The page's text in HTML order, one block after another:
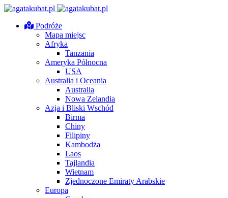
Podróże
Mapa miejsc
Afryka
Tanzania
Ameryka Północna
USA
Australia i Oceania
Australia
Nowa Zelandia
Azja i Bliski Wschód
Birma
Chiny
Filipiny
Kambodża
Laos
Tajlandia
Wietnam
Zjednoczone Emiraty Arabskie
Europa